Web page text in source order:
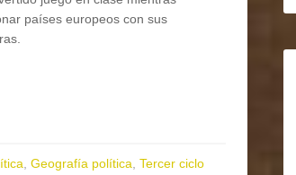
países europeos con sus
Geografía política Tercer ciclo